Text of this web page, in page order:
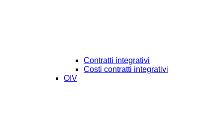
Contratti integrativi
Costi contratti integrativi
OIV